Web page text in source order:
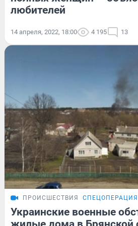
любителей
14 апреля, 2022, 18:00 4 195 13
ПРОИСШЕСТВИЯ
Украинские военные